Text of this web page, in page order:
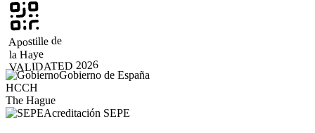
Apostille de
la Haye
VALIDATED 2026
Gobierno de España
HCCH
The Hague
Acreditación SEPE